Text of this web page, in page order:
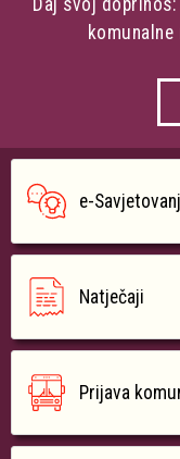
Daj svoj
e-
Natječaji
Prijava